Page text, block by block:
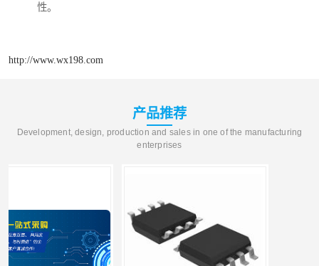
性。
http://www.wx198.com
产品推荐
Development, design, production and sales in one of the manufacturing
enterprises